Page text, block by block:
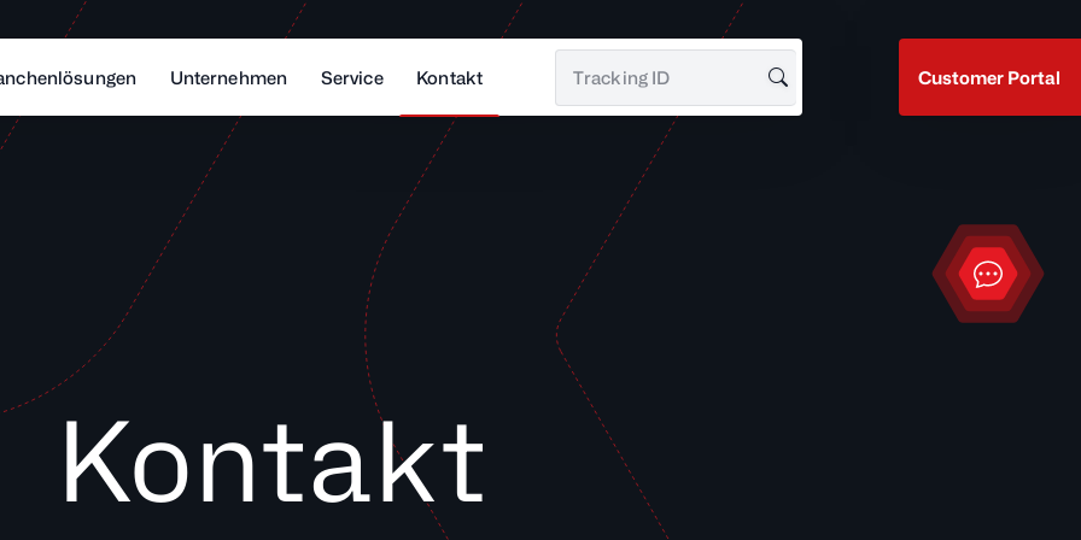
Unternehmen Service Kontakt Tracking ID suchenCustomer Portal
Kontakt
Kontakt